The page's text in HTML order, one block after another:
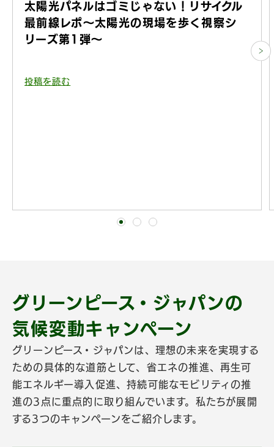
太陽光パネルはゴミじゃない！リサイクル
最前線レポ〜太陽光の現場を歩く視察シ
リーズ第1弾〜
投稿を読む
グリーンピース・ジャパンの
気候変動キャンペーン
グリーンピース・ジャパンは、理想の未来を実現する
ための具体的な道筋として、省エネの推進、再生可
能エネルギー導入促進、持続可能なモビリティの推
進の3点に重点的に取り組んでいます。私たちが展開
する3つのキャンペーンをご紹介します。